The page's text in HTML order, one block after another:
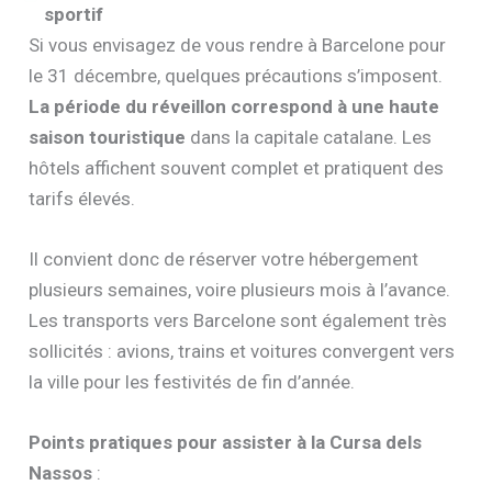
sportif
Si vous envisagez de vous rendre à Barcelone pour
le 31 décembre, quelques précautions s’imposent.
La période du réveillon correspond à une haute
saison touristique dans la capitale catalane. Les
hôtels affichent souvent complet et pratiquent des
tarifs élevés.
Il convient donc de réserver votre hébergement
plusieurs semaines, voire plusieurs mois à l’avance.
Les transports vers Barcelone sont également très
sollicités : avions, trains et voitures convergent vers
la ville pour les festivités de fin d’année.
Points pratiques pour assister à la Cursa dels
Nassos :